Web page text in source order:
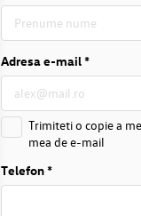
Adresa e-mail *
Trimiteti o copie a
mea de e-mail
Telefon *